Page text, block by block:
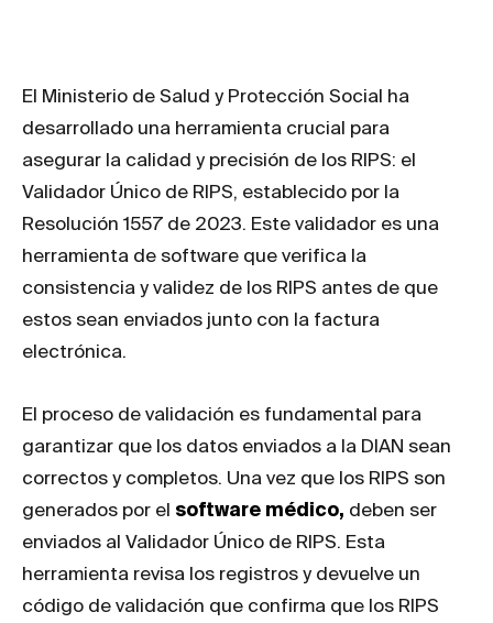
El Ministerio de Salud y Protección Social ha
desarrollado una herramienta crucial para
asegurar la calidad y precisión de los RIPS: el
Validador Único de RIPS, establecido por la
Resolución 1557 de 2023. Este validador es una
herramienta de software que verifica la
consistencia y validez de los RIPS antes de que
estos sean enviados junto con la factura
electrónica.
El proceso de validación es fundamental para
garantizar que los datos enviados a la DIAN sean
correctos y completos. Una vez que los RIPS son
generados por el software médico, deben ser
enviados al Validador Único de RIPS. Esta
herramienta revisa los registros y devuelve un
código de validación que confirma que los RIPS